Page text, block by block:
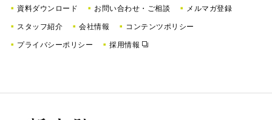
資料ダウンロード お問い合わせ・ご相談 メルマガ登録
スタッフ紹介 会社情報 コンテンツポリシー
プライバシーポリシー 採用情報